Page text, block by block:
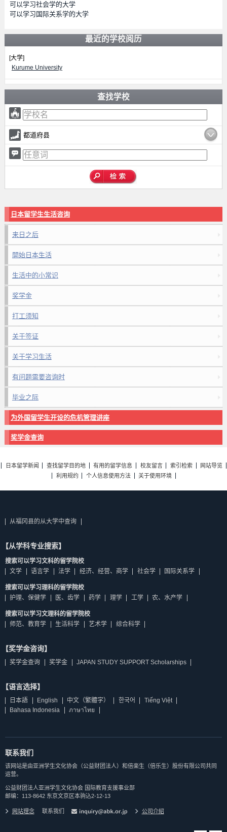
可以学习社会学的大学
可以学习国际关系学的大学
最近的学校阅历
[大学]
Kurume University
查找学校
都道府县
日本留学生生活咨询
来日之后
開始日本生活
生活中的小常识
奖学金
打工须知
关于签证
关于学习生活
有问题需要咨询时
毕业之际
为外国留学生开设的危机管理讲座
奖学金查询
日本留学新闻 查找留学目的地 有用的留学信息 校友留言 索引检索
网站导览
利用规约
个人信息使用方法 关于使用环境
从福冈县的从大学中查询
【从学科专业搜索】
搜索可以学习文科的留学院校
文学
语言学 法学 经济、经营、商学 社会学 国际关系学
搜索可以学习理科的留学院校
护理、保健学
医、齿学 药学 理学 工学 农、水产学
搜索可以学习文理科的留学院校
师范、教育学
生活科学 艺术学 综合科学
【奖学金咨询】
奖学金查询 奖学金 JAPAN STUDY SUPPORT Scholarships
【语言选择】
日本語 English 中文（繁體字） 한국어
Tiếng Việt
Bahasa Indonesia
ภาษาไทย
联系我们
该网站是由亚洲学生文化协会（公益财团法人）和倍楽生（倍乐生）股份有限公司共同
运营。
公益财团法人亚洲学生文化协会 国际教育支援事业部
邮编：113-8642 东京文京区本驹込2-12-13
网站理念 联系我们 公司介紹